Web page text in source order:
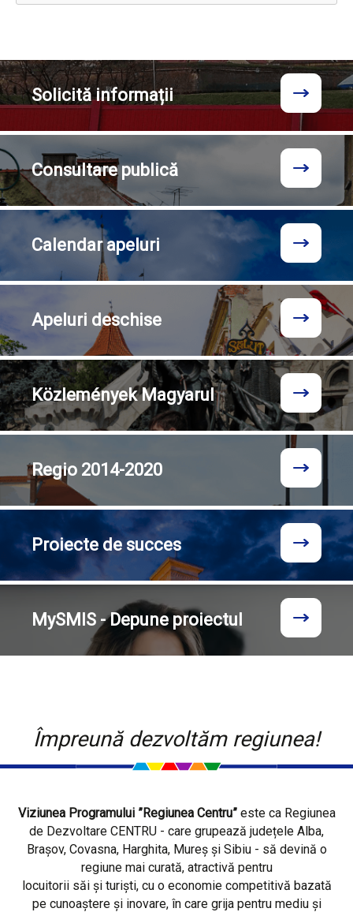
Solicităinformații
Consultarepublică
Calendarapeluri
Apeluri deschise
KözleményekMagyarul
Regio 2014-2020
Proiecte de succes
MySMIS - Depune proiectul
Împreună dezvoltăm regiunea!
Viziunea Programului ”Regiunea Centru”este ca Regiunea
de Dezvoltare CENTRU - care grupează județele Alba,
Brașov, Covasna, Harghita, Mureș și Sibiu - să devină o
regiune mai curată, atractivă pentru
locuitorii săi și turiști, cu o economie competitivă bazată
pe cunoaștere și inovare, în care grija pentru mediu și